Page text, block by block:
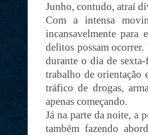
Junho, contudo, atraí
Com a intensa
incansavelmente para
delitos possam
durante o dia de
trabalho de orientação
tráfico de drogas,
apenas começando.
Já na parte da noite, a
também fazendo